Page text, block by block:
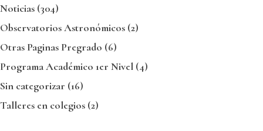
Noticias (304)
Observatorios Astronómicos (2)
Otras Paginas Pregrado (6)
Programa Académico 1er Nivel (4)
Sin categorizar (16)
Talleres en colegios (2)